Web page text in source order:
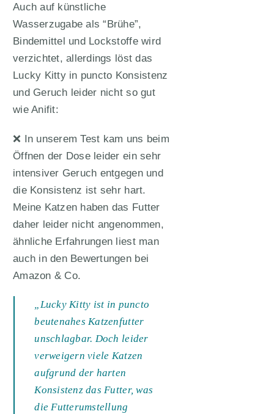
Auch auf künstliche
Wasserzugabe als “Brühe”,
Bindemittel und Lockstoffe wird
verzichtet, allerdings löst das
Lucky Kitty in puncto Konsistenz
und Geruch leider nicht so gut
wie Anifit:
❌ In unserem Test kam uns beim
Öffnen der Dose leider ein sehr
intensiver Geruch entgegen und
die Konsistenz ist sehr hart.
Meine Katzen haben das Futter
daher leider nicht angenommen,
ähnliche Erfahrungen liest man
auch in den Bewertungen bei
Amazon & Co.
„Lucky Kitty ist in puncto
beutenahes Katzenfutter
unschlagbar. Doch leider
verweigern viele Katzen
aufgrund der harten
Konsistenz das Futter, was
die Futterumstellung